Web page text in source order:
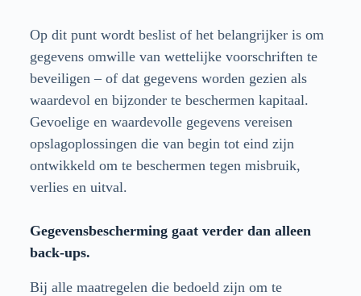
Op dit punt wordt beslist of het belangrijker is om
gegevens omwille van wettelijke voorschriften te
beveiligen – of dat gegevens worden gezien als
waardevol en bijzonder te beschermen kapitaal.
Gevoelige en waardevolle gegevens vereisen
opslagoplossingen die van begin tot eind zijn
ontwikkeld om te beschermen tegen misbruik,
verlies en uitval.
Gegevensbescherming gaat verder dan alleen
back-ups.
Bij alle maatregelen die bedoeld zijn om te